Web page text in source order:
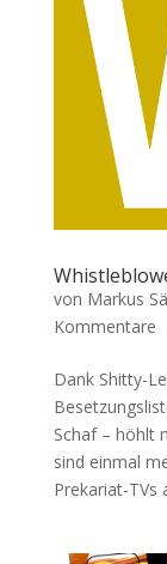
von Markus
Kommentare
Dank Shitty-
Schaf – höhlt
sind einmal
Prekariat-TVs